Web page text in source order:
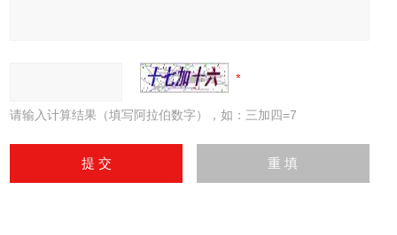
请输入计算结果（填写阿拉伯数字），如：三加四=7